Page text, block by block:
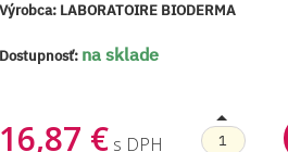
Výrobca: LABORATOIRE BIODERMA
Dostupnosť: na sklade
16,87 € s DPH